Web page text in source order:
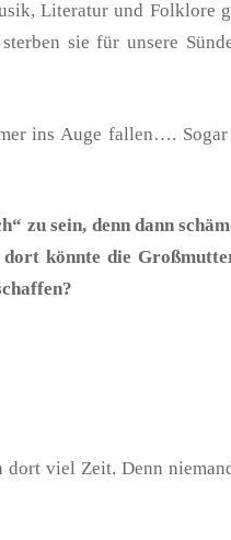
Literatur und Folklore
sie für unsere
ins Auge fallen…. Sogar
zu sein, denn dann
könnte die
viel Zeit. Denn